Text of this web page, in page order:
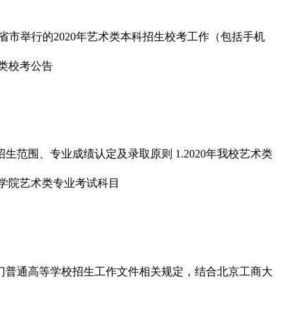
市举行的2020年艺术类本科招生校考工作（包括手机
范围、专业成绩认定及录取原则 1.2020年我校艺术类
通高等学校招生工作文件相关规定，结合北京工商大